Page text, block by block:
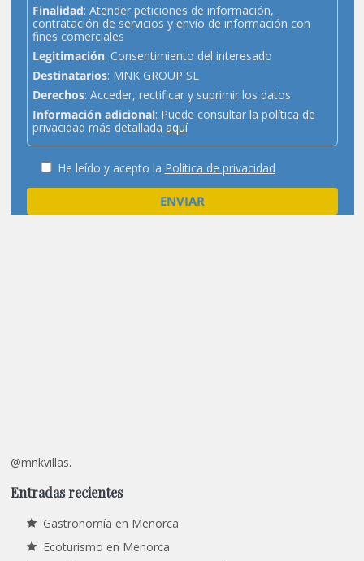
Finalidad: Atender peticiones de información,
contratación de servicios y envío de información con
fines comerciales
Legitimación: Consentimiento del interesado
Destinatarios: MNK GROUP SL
Derechos: Acceder, rectificar y suprimir los datos
Información adicional: Puede consultar la política de
privacidad más detallada aquí
He leído y acepto la Política de privacidad
@mnkvillas.
Entradas recientes
Gastronomía en Menorca
Ecoturismo en Menorca